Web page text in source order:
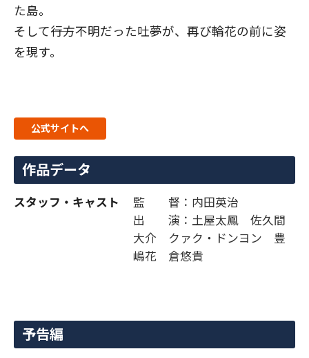
た島。
そして――行方不明だった吐夢が、再び輪花の前に姿
を現す。
公式サイトへ
作品データ
スタッフ・キャスト
監 督：内田英治
出 演：土屋太鳳 佐久間
大介 クァク・ドンヨン 豊
嶋花 倉悠貴
予告編